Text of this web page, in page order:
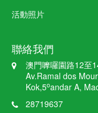
活動照片
聯絡我們
澳門嚤囉園路12至
Av.Ramal dos
Kok,5oandar A,
28719637